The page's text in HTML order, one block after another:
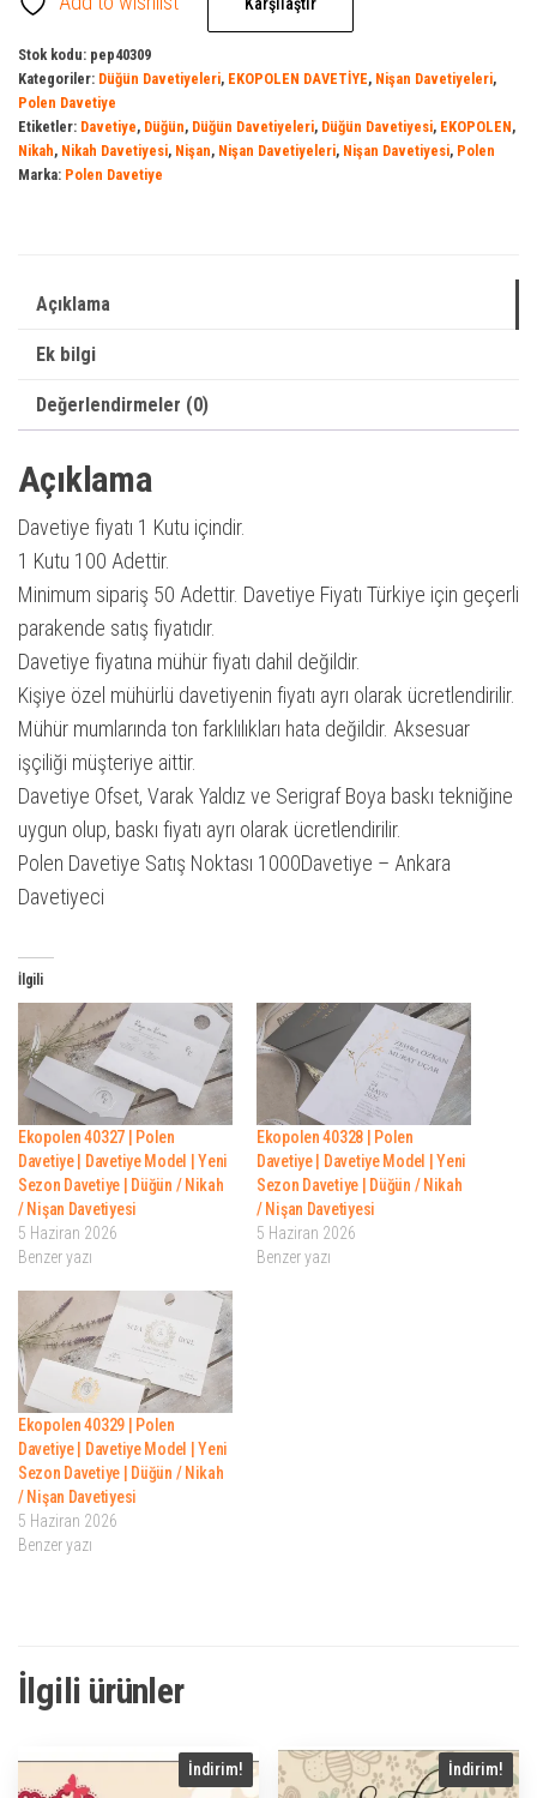
Polen
|
Davetiye
Model
|
Düğün
Nikah
Nişan
adet
Stok kodu: pep40309
Kategoriler: Düğün Davetiyeleri, EKOPOLEN DAVETİYE, Nişan Davetiyeleri,
Polen Davetiye
Etiketler: Davetiye, Düğün, Düğün Davetiyeleri, Düğün Davetiyesi, EKOPOLEN,
Nikah, Nikah Davetiyesi, Nişan, Nişan Davetiyeleri, Nişan Davetiyesi, Polen
Marka: Polen Davetiye
Açıklama
Ek bilgi
Değerlendirmeler (0)
Açıklama
Davetiye fiyatı 1 Kutu içindir.
1 Kutu 100 Adettir.
Minimum sipariş 50 Adettir. Davetiye Fiyatı Türkiye için geçerli
parakende satış fiyatıdır.
Davetiye fiyatına mühür fiyatı dahil değildir.
Kişiye özel mühürlü davetiyenin fiyatı ayrı olarak ücretlendirilir.
Mühür mumlarında ton farklılıkları hata değildir. Aksesuar
işçiliği müşteriye aittir.
Davetiye Ofset, Varak Yaldız ve Serigraf Boya baskı tekniğine
uygun olup, baskı fiyatı ayrı olarak ücretlendirilir.
Polen Davetiye Satış Noktası 1000Davetiye – Ankara
Davetiyeci
İlgili
Ekopolen 40327 | Polen
Davetiye | Davetiye Model | Yeni
Sezon Davetiye | Düğün / Nikah
/ Nişan Davetiyesi
5 Haziran 2026
Benzer yazı
Ekopolen 40328 | Polen
Davetiye | Davetiye Model | Yeni
Sezon Davetiye | Düğün / Nikah
/ Nişan Davetiyesi
5 Haziran 2026
Benzer yazı
Ekopolen 40329 | Polen
Davetiye | Davetiye Model | Yeni
Sezon Davetiye | Düğün / Nikah
/ Nişan Davetiyesi
5 Haziran 2026
Benzer yazı
İlgili ürünler
İndirim! İndirim!